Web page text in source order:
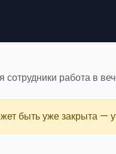
сотрудники работа в
быть уже закрыта —